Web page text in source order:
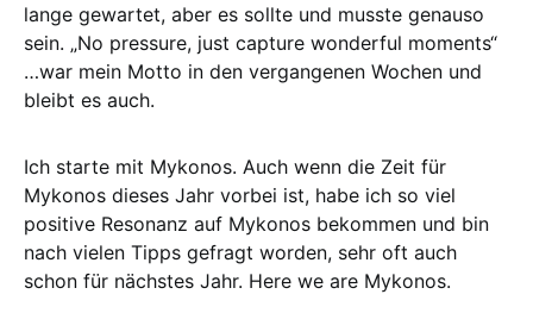
lange gewartet, aber es sollte und musste genauso
sein. „No pressure, just capture wonderful moments“
…war mein Motto in den vergangenen Wochen und
bleibt es auch.
Ich starte mit Mykonos. Auch wenn die Zeit für
Mykonos dieses Jahr vorbei ist, habe ich so viel
positive Resonanz auf Mykonos bekommen und bin
nach vielen Tipps gefragt worden, sehr oft auch
schon für nächstes Jahr. Here we are Mykonos.